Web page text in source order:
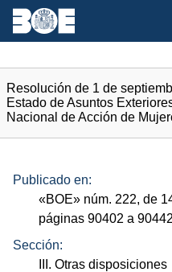
Resolución de 1 de
Estado de Asuntos
Nacional de Acción de
Publicado en:
«BOE» núm. 222, de
páginas 90402 a
Sección:
III. Otras disposiciones